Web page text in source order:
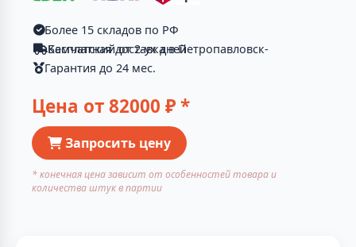
Более 15 складов по РФ
Бесплатная доставка в Петропавловск-Камчатский от 2-ух дней
Гарантия до 24 мес.
Цена от82000 ₽ *
Запросить цену
* конечная цена зависит от особенностей товара и
количества штук в партии